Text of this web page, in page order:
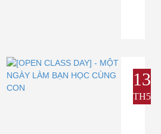
13
TH5